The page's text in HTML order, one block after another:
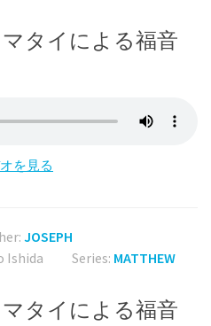
マタイによる福音
を見る
JOSEPH
Ishida Series: MATTHEW
マタイによる福音